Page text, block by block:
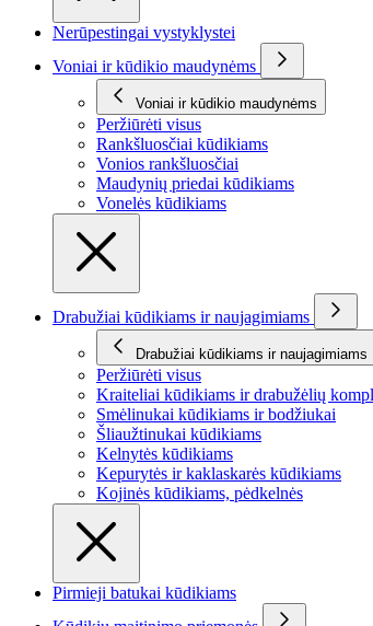
Nerūpestingai vystyklystei
Voniai ir kūdikio maudynėms
Voniai ir kūdikio maudynėms
Peržiūrėti visus
Rankšluosčiai kūdikiams
Vonios rankšluosčiai
Maudynių priedai kūdikiams
Vonelės kūdikiams
Drabužiai kūdikiams ir naujagimiams
Drabužiai kūdikiams ir naujagimiams
Peržiūrėti visus
Kraiteliai kūdikiams ir drabužėlių
Smėlinukai kūdikiams ir bodžiukai
Šliaužtinukai kūdikiams
Kelnytės kūdikiams
Kepurytės ir kaklaskarės kūdikiams
Kojinės kūdikiams, pėdkelnės
Pirmieji batukai kūdikiams